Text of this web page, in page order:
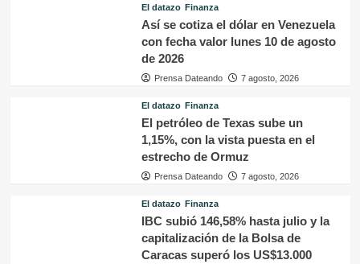
El datazo Finanza
Así se cotiza el dólar en Venezuela
con fecha valor lunes 10 de agosto
de 2026
Prensa Dateando 7 agosto, 2026
El datazo Finanza
El petróleo de Texas sube un
1,15%, con la vista puesta en el
estrecho de Ormuz
Prensa Dateando 7 agosto, 2026
El datazo Finanza
IBC subió 146,58% hasta julio y la
capitalización de la Bolsa de
Caracas superó los US$13.000